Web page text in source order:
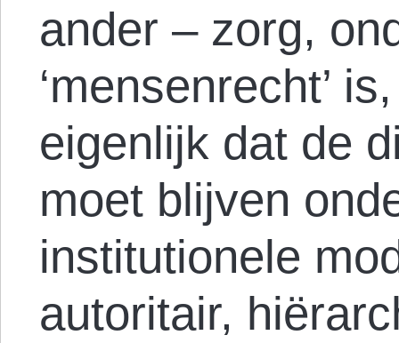
ander – zorg,
‘mensenrecht’
eigenlijk dat de
moet blijven
institutionele
autoritair,